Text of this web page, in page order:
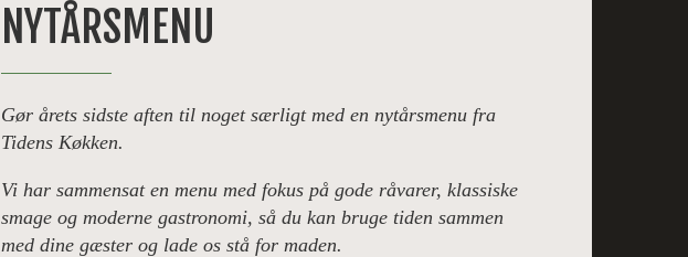
FROKOSTORDNING
NYTÅRSMENU
Gør årets sidste aften til noget særligt med en nytårsmenu fra
Tidens Køkken.
Vi har sammensat en menu med fokus på gode råvarer, klassiske
smage og moderne gastronomi, så du kan bruge tiden sammen
med dine gæster og lade os stå for maden.